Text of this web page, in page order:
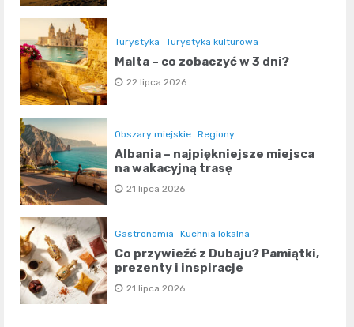
Turystyka Turystyka kulturowa
Malta – co zobaczyć w 3 dni?
22 lipca 2026
Obszary miejskie Regiony
Albania – najpiękniejsze miejsca
na wakacyjną trasę
21 lipca 2026
Gastronomia Kuchnia lokalna
Co przywieźć z Dubaju? Pamiątki,
prezenty i inspiracje
21 lipca 2026